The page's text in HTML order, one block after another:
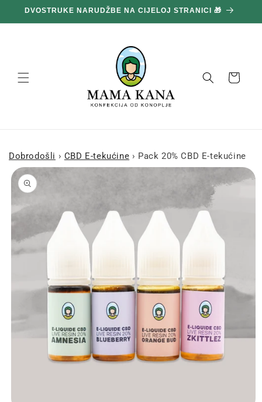
na
sadržaj
DVOSTRUKE NARUDŽBE NA CIJELOJ STRANICI 🎁
Košara
Dobrodošli › CBD E-tekućine › Pack 20% CBD E-tekućine
Prijeđi na
informacije
proizvodu